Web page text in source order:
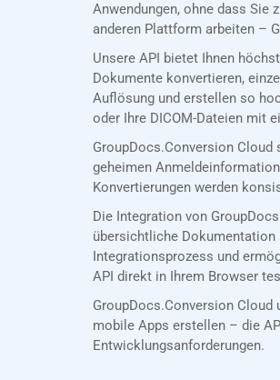
Anwendungen, ohne dass Sie
anderen Plattform arbeiten –
Unsere API bietet Ihnen
Dokumente konvertieren,
Auflösung und erstellen so
oder Ihre DICOM-Dateien mit
GroupDocs.Conversion Cloud
geheimen
Konvertierungen werden
Die Integration von
übersichtliche Dokumentation
Integrationsprozess und
API direkt in Ihrem Browser
GroupDocs.Conversion Cloud
mobile Apps erstellen – die
Entwicklungsanforderungen.